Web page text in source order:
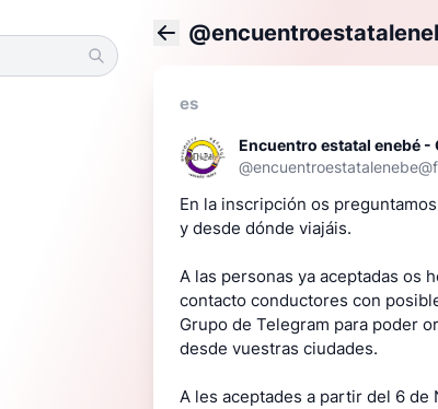
es
Encuentro estatal enebé -
@
En la inscripción os
y desde dónde viajáis.
A las personas ya aceptadas os
contacto conductores con
Grupo de Telegram para poder
desde vuestras ciudades.
A les aceptades a partir del 6 de